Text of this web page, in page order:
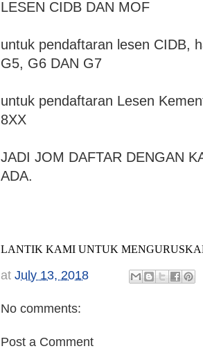
LESEN CIDB DAN MOF
untuk pendaftaran lesen CIDB,
G5, G6 DAN G7
untuk pendaftaran Lesen
8XX
JADI JOM DAFTAR DENGAN
ADA.
LANTIK KAMI UNTUK
at July 13, 2018
No comments:
Post a Comment